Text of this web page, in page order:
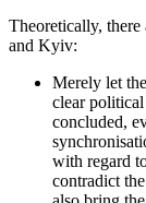
Theoretically,
and Kyiv:
Merely let
clear
concluded,
with regard
contradict